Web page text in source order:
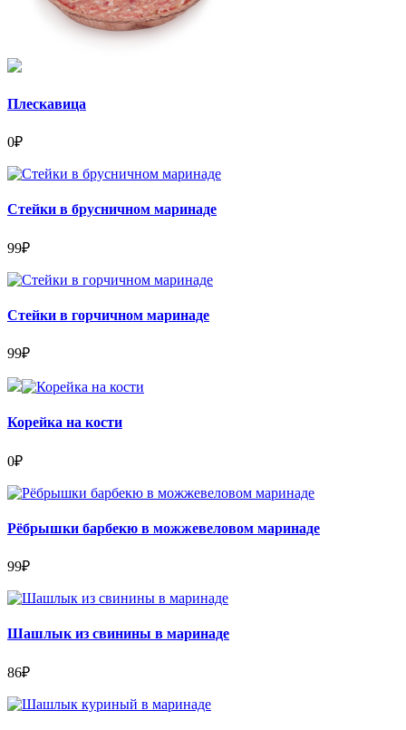
Плескавица
0₽
Стейки в брусничном маринаде
99₽
Стейки в горчичном маринаде
99₽
Корейка на кости
0₽
Рёбрышки барбекю в можжевеловом маринаде
99₽
Шашлык из свинины в маринаде
86₽